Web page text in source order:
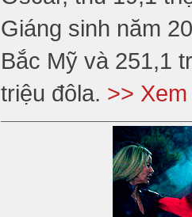
Giáng sinh năm
Bắc Mỹ và 251,1
triệu đôla. >>